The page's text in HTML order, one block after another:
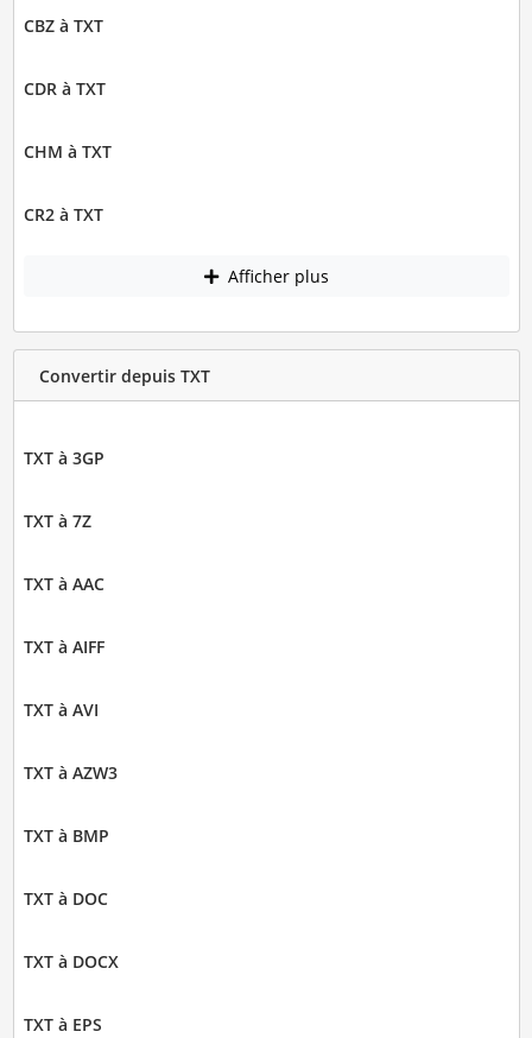
CBZ à TXT
CDR à TXT
CHM à TXT
CR2 à TXT
Afficher plus
Convertir depuis TXT
TXT à 3GP
TXT à 7Z
TXT à AAC
TXT à AIFF
TXT à AVI
TXT à AZW3
TXT à BMP
TXT à DOC
TXT à DOCX
TXT à EPS